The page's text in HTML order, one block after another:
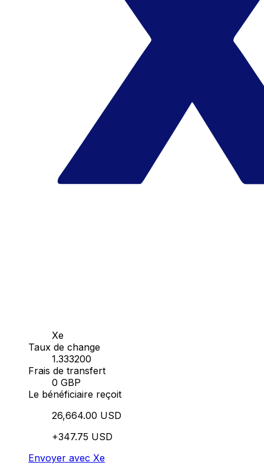
Xe
Taux de change
1.333200
Frais de transfert
0 GBP
Le bénéficiaire reçoit
26,664.00 USD
+347.75 USD
Envoyer avec Xe